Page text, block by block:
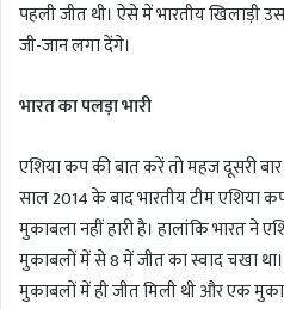
पहली जीत थी। ऐसे में भारतीय खिलाड़ी
जी-जान लगा देंगे।
भारत का पलड़ा भारी
एशिया कप की बात करें तो महज दूसरी
साल 2014 के बाद भारतीय टीम एशिया
मुकाबला नहीं हारी है। हालांकि भारत ने
मुकाबलों में से 8 में जीत का स्वाद चखा
मुकाबलों में ही जीत मिली थी और एक